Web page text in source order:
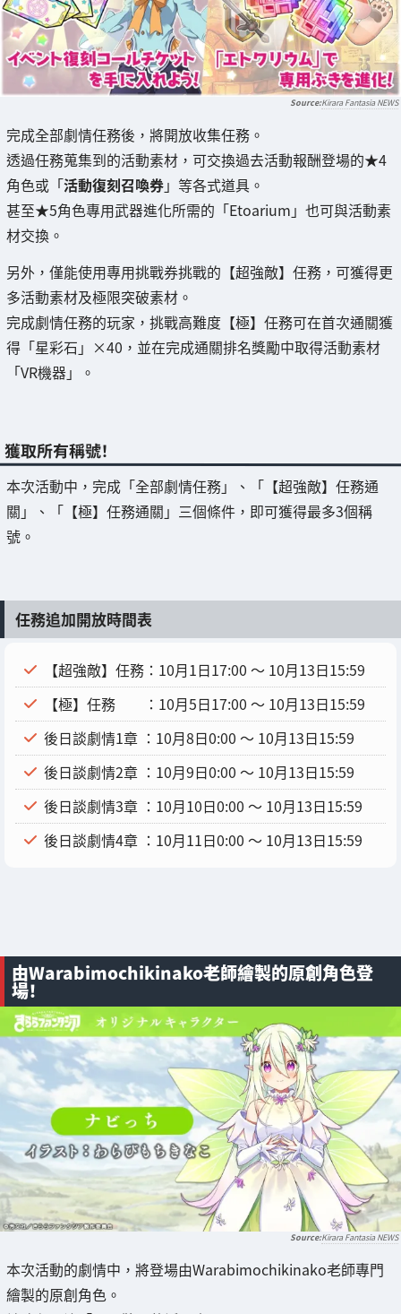
Kirara Fantasia NEWS
完成全部劇情任務後，將開放收集任務。
透過任務蒐集到的活動素材，可交換過去活動報酬登場的★4
角色或「活動復刻召喚券」等各式道具。
甚至★5角色專用武器進化所需的「Etoarium」也可與活動素
材交換。
另外，僅能使用專用挑戰券挑戰的【超強敵】任務，可獲得更
多活動素材及極限突破素材。
完成劇情任務的玩家，挑戰高難度【極】任務可在首次通關獲
得「星彩石」×40，並在完成通關排名獎勵中取得活動素材
「VR機器」。
獲取所有稱號！
本次活動中，完成「全部劇情任務」、「【超強敵】任務通
關」、「【極】任務通關」三個條件，即可獲得最多3個稱
號。
任務追加開放時間表
【超強敵】任務：10月1日17:00 ～ 10月13日15:59
【極】任務 ：10月5日17:00 ～ 10月13日15:59
後日談劇情1章 ：10月8日0:00 ～ 10月13日15:59
後日談劇情2章 ：10月9日0:00 ～ 10月13日15:59
後日談劇情3章 ：10月10日0:00 ～ 10月13日15:59
後日談劇情4章 ：10月11日0:00 ～ 10月13日15:59
由Warabimochikinako老師繪製的原創角色登
場！
Kirara Fantasia NEWS
本次活動的劇情中，將登場由Warabimochikinako老師專門
繪製的原創角色。